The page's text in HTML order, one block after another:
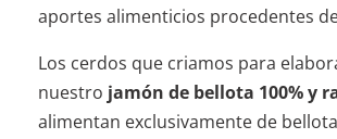
aportes alimenticios procedentes
Los cerdos que criamos para
nuestro jamón de bellota 100% y
alimentan exclusivamente de